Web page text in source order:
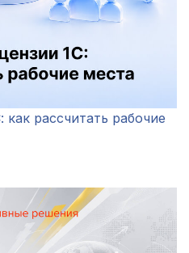
рассчитать рабочие